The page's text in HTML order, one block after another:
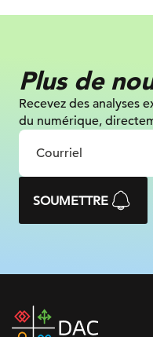
Plus de
Recevez des analyses
du numérique,
SOUMETTRE
DAC